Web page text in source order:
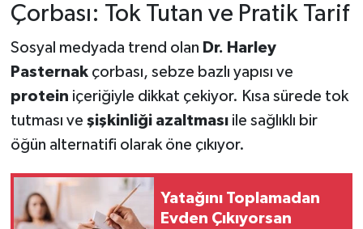
Çorbası: Tok Tutan ve Pratik Tarif
Sosyal medyada trend olan Dr. Harley
Pasternakçorbası, sebze bazlı yapısı ve
protein içeriğiyle dikkat çekiyor. Kısa sürede tok
tutması ve şişkinliği azaltmasıile sağlıklı bir
öğün alternatifi olarak öne çıkıyor.
Yatağını Toplamadan
Evden Çıkıyorsan